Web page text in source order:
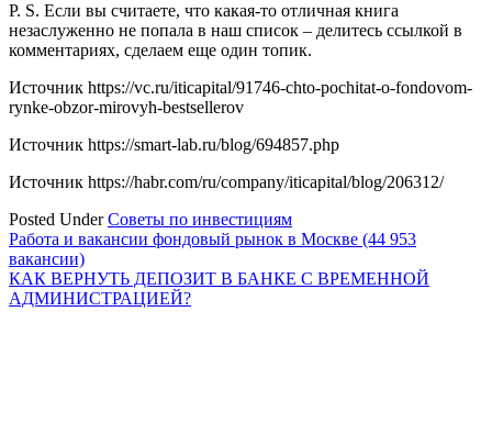
P. S. Если вы считаете, что какая-то отличная книга
незаслуженно не попала в наш список – делитесь ссылкой в
комментариях, сделаем еще один топик.
Источник https://vc.ru/iticapital/91746-chto-pochitat-o-fondovom-
rynke-obzor-mirovyh-bestsellerov
Источник https://smart-lab.ru/blog/694857.php
Источник https://habr.com/ru/company/iticapital/blog/206312/
Posted UnderСоветы по инвестициям
Навигация
по
записям
Работа и вакансии фондовый рынок в Москве (44 953
вакансии)
КАК ВЕРНУТЬ ДЕПОЗИТ В БАНКЕ С ВРЕМЕННОЙ
АДМИНИСТРАЦИЕЙ?